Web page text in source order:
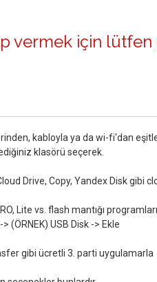
vermek için lütfen
kabloyla ya da wi-fi'dan
klasörü seçerek.
Drive, Copy, Yandex Disk gibi
Lite vs. flash mantığı
(ÖRNEK) USB Disk -> Ekle
gibi ücretli 3. parti uygulamarla